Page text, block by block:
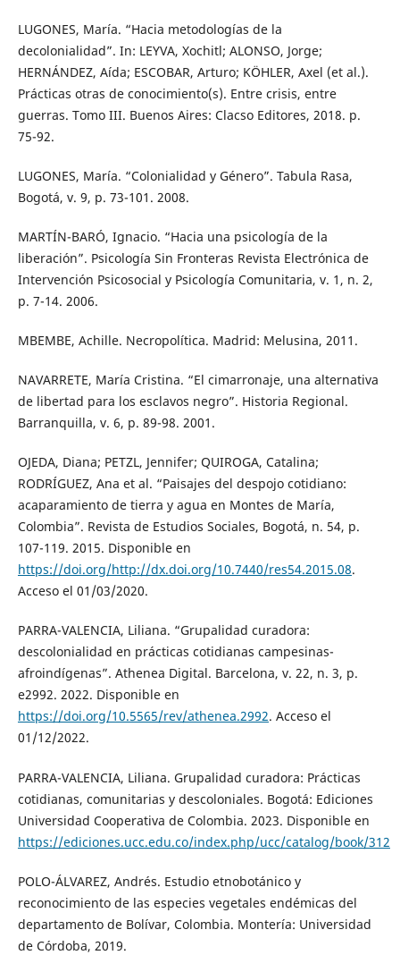
LUGONES, María. “Hacia metodologías de la
decolonialidad”. In: LEYVA, Xochitl; ALONSO, Jorge;
HERNÁNDEZ, Aída; ESCOBAR, Arturo; KÖHLER, Axel (et al.).
Prácticas otras de conocimiento(s). Entre crisis, entre
guerras. Tomo III. Buenos Aires: Clacso Editores, 2018. p.
75-92.
LUGONES, María. “Colonialidad y Género”. Tabula Rasa,
Bogotá, v. 9, p. 73-101. 2008.
MARTÍN-BARÓ, Ignacio. “Hacia una psicología de la
liberación”. Psicología Sin Fronteras Revista Electrónica de
Intervención Psicosocial y Psicología Comunitaria, v. 1, n. 2,
p. 7-14. 2006.
MBEMBE, Achille. Necropolítica. Madrid: Melusina, 2011.
NAVARRETE, María Cristina. “El cimarronaje, una alternativa
de libertad para los esclavos negro”. Historia Regional.
Barranquilla, v. 6, p. 89-98. 2001.
OJEDA, Diana; PETZL, Jennifer; QUIROGA, Catalina;
RODRÍGUEZ, Ana et al. “Paisajes del despojo cotidiano:
acaparamiento de tierra y agua en Montes de María,
Colombia”. Revista de Estudios Sociales, Bogotá, n. 54, p.
107-119. 2015. Disponible en
https://doi.org/http://dx.doi.org/10.7440/res54.2015.08.
Acceso el 01/03/2020.
PARRA-VALENCIA, Liliana. “Grupalidad curadora:
descolonialidad en prácticas cotidianas campesinas-
afroindígenas”. Athenea Digital. Barcelona, v. 22, n. 3, p.
e2992. 2022. Disponible en
https://doi.org/10.5565/rev/athenea.2992. Acceso el
01/12/2022.
PARRA-VALENCIA, Liliana. Grupalidad curadora: Prácticas
cotidianas, comunitarias y descoloniales. Bogotá: Ediciones
Universidad Cooperativa de Colombia. 2023. Disponible en
https://ediciones.ucc.edu.co/index.php/ucc/catalog/book/312
POLO-ÁLVAREZ, Andrés. Estudio etnobotánico y
reconocimiento de las especies vegetales endémicas del
departamento de Bolívar, Colombia. Montería: Universidad
de Córdoba, 2019.